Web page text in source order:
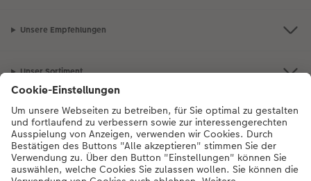
Unsere Empfehlungen
Unser Sortiment
Service
Mehr zum CEWE Fotoservice